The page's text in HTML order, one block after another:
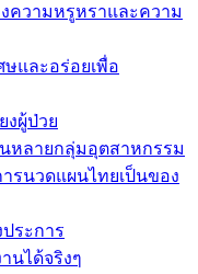
งความหรูหราและความ
ษและอร่อยเพื่อ
งผู้ป่วย
หลายกลุ่มอุตสาหกรรม
ารนวดแผนไทยเป็นของ
ระการ
นได้จริงๆ